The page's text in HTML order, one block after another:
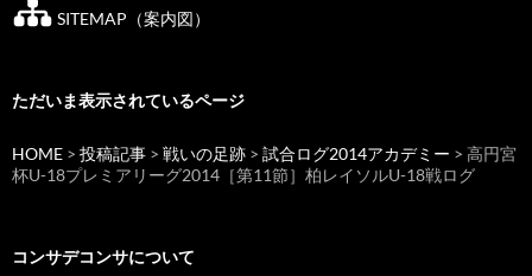
SITEMAP（案内図）
ただいま表示されているページ
HOME > 投稿記事 > 戦いの足跡 > 試合ログ2014アカデミー > 高円宮
杯U-18プレミアリーグ2014［第11節］柏レイソルU-18戦ログ
コンサデコンサについて